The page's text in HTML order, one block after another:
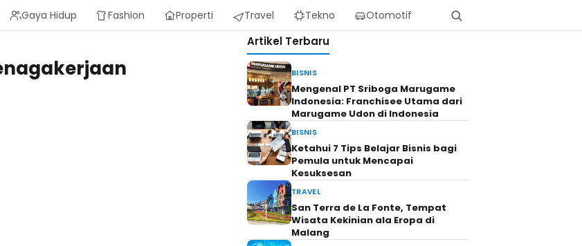
Gaya Hidup Fashion Properti Travel Tekno Otomotif
Artikel Terbaru
BISNIS
Mengenal PT Sriboga Marugame
Indonesia: Franchisee Utama dari
Marugame Udon di Indonesia
BISNIS
Ketahui 7 Tips Belajar Bisnis bagi
Pemula untuk Mencapai
Kesuksesan
TRAVEL
San Terra de La Fonte, Tempat
Wisata Kekinian ala Eropa di
Malang